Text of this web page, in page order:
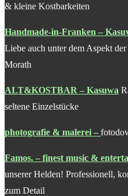
& kleine Kostbarkeiten
Handmade-in-Franken –
Liebe auch unter dem Aspekt
Morath
ALT&KOSTBAR – Kasuwa
seltene Einzelstücke
photografie & malerei –
Famos. – finest music &
unserer Helden! Professionell,
zum Detail